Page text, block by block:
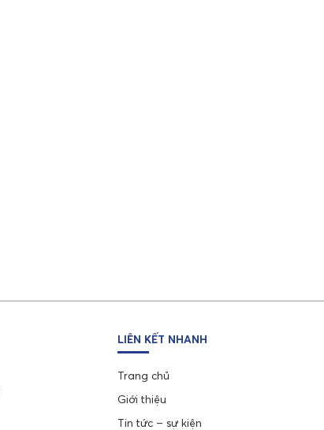
LIÊN KẾT NHANH
Trang chủ
Giới thiệu
Tin tức – sự kiện